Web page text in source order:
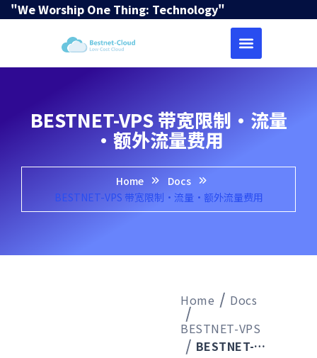
"We Worship One Thing: Technology"
BESTNET-VPS 带宽限制·流量
·额外流量费用
Home
Docs
BESTNET-VPS 带宽限制·流量·额外流量费用
Home
Docs
BESTNET-VPS
BESTNET-VPS 带宽限制·流量·额外流量费用